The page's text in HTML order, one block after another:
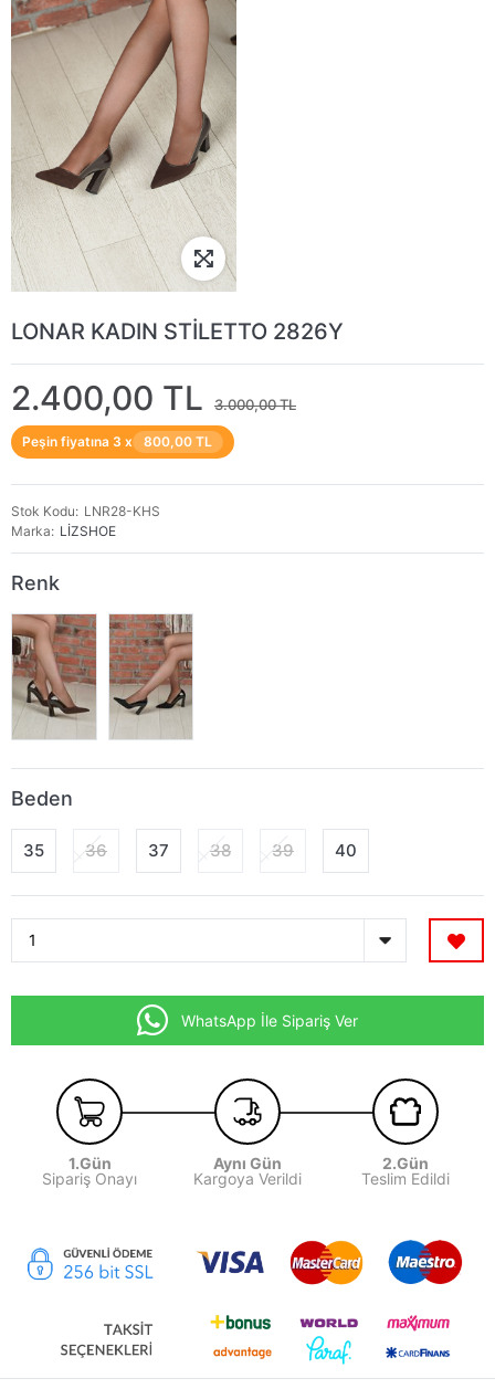
LONAR KADIN STİLETTO 2826Y
2.400,00 TL 3.000,00 TL
Peşin fiyatına 3 x 800,00 TL
Stok Kodu
LNR28-KHS
Marka
LİZSHOE
Renk
Beden
35 36 37 38 39 40
WhatsApp İle Sipariş Ver
1.Gün
Sipariş Onayı
Aynı Gün
Kargoya Verildi
2.Gün
Teslim Edildi